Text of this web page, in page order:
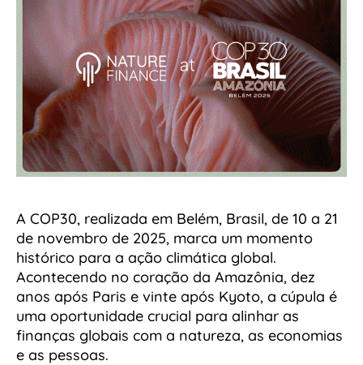
A COP30, realizada em Belém, Brasil, de 10 a 21
de novembro de 2025, marca um momento
histórico para a ação climática global.
Acontecendo no coração da Amazônia, dez
anos após Paris e vinte após Kyoto, a cúpula é
uma oportunidade crucial para alinhar as
finanças globais com a natureza, as economias
e as pessoas.